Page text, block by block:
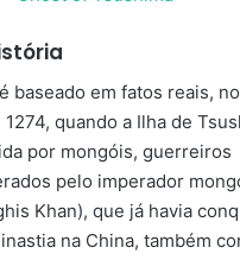
baseado em fatos reais,
quando a Ilha de
por mongóis, guerreiros
pelo imperador
Khan), que já havia
na China, também